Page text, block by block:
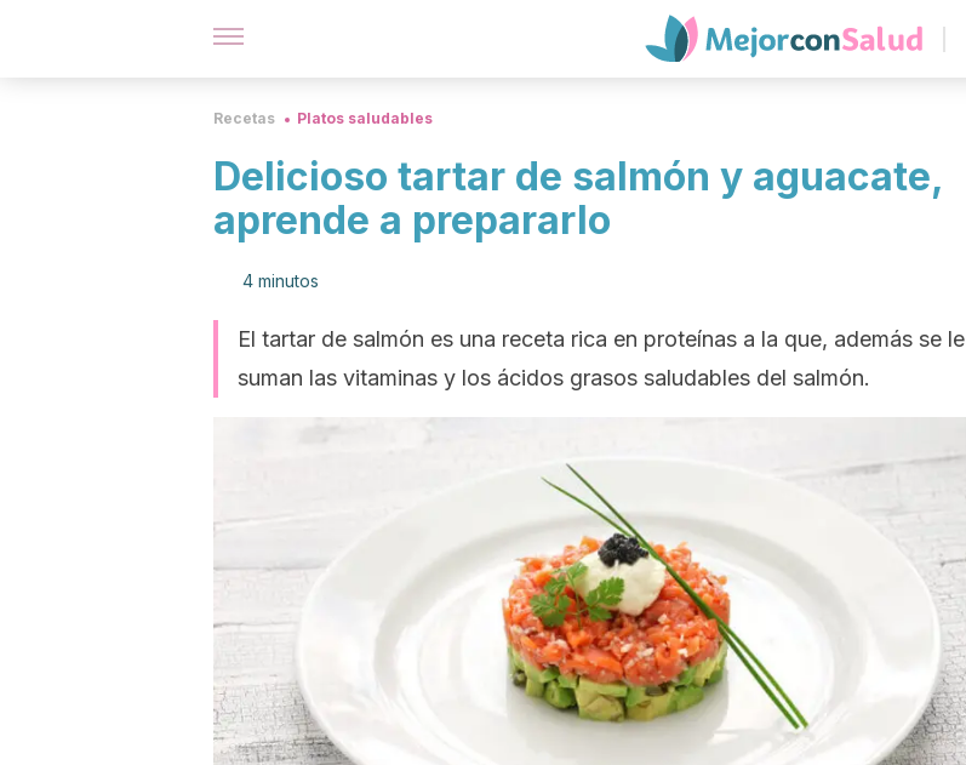
Recetas Platos saludables
Delicioso tartar de salmón y aguacate,
aprende a prepararlo
4 minutos
El tartar de salmón es una receta rica en proteínas a la que, además se le
suman las vitaminas y los ácidos grasos saludables del salmón.